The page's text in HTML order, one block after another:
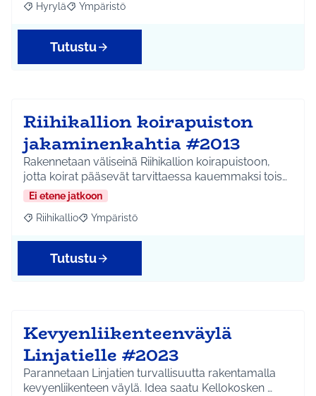
Rajaa tulokset aihepiirin mukaan: Hyrylä
Hyrylä Rajaa tulokset teeman mukaan: Ympäristö
Ympäristö
Tutustu
Riihikallion koirapuiston
jakaminenkahtia #2013
Rakennetaan väliseinä Riihikallion koirapuistoon,
jotta koirat pääsevät tarvittaessa kauemmaksi tois…
Ei etene jatkoon
Rajaa tulokset aihepiirin mukaan: Riihikallio
Riihikallio Rajaa tulokset teeman mukaan: Ympäristö
Ympäristö
Tutustu
Kevyenliikenteenväylä
Linjatielle #2023
Parannetaan Linjatien turvallisuutta rakentamalla
kevyenliikenteen väylä. Idea saatu Kellokosken …